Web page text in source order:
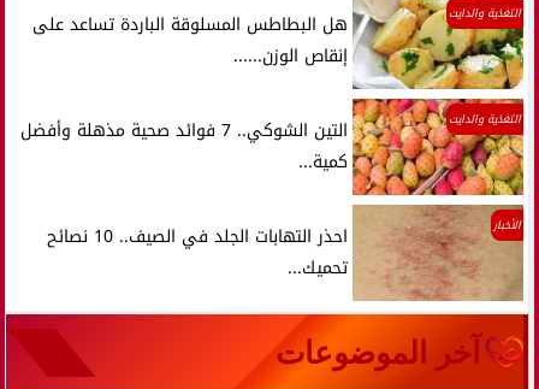
التغذية والدايت
هل البطاطس المسلوقة الباردة تساعد على
إنقاص الوزن......
التغذية والدايت
التين الشوكي.. 7 فوائد صحية مذهلة وأفضل
كمية...
الأخبار
احذر التهابات الجلد في الصيف.. 10 نصائح
تحميك...
آخر الموضوعات